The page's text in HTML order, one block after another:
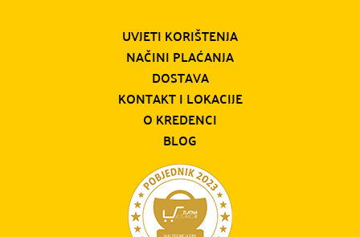
UVJETI KORIŠTENJA
NAČINI PLAĆANJA
DOSTAVA
KONTAKT I LOKACIJE
O KREDENCI
BLOG